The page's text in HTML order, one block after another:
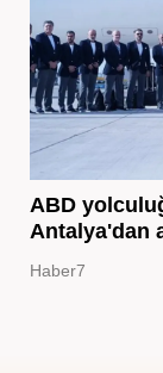
ABD
Antalya'dan
Haber7